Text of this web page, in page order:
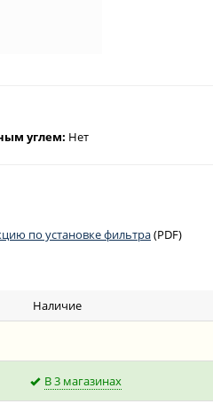
углем: Нет
по установке фильтра(PDF)
Наличие
В 3 магазинах